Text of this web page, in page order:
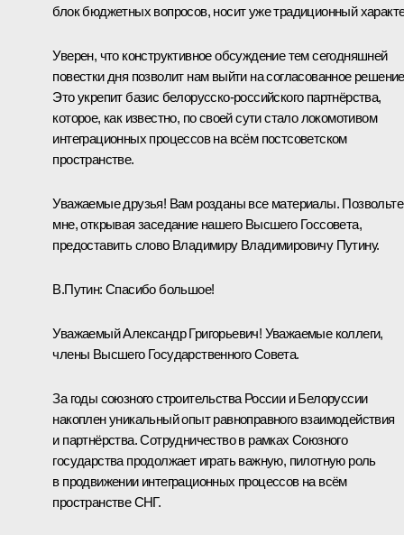
блок бюджетных вопросов, носит уже традиционный
Уверен, что конструктивное обсуждение тем сегодняшней
повестки дня позволит нам выйти на согласованное
Это укрепит базис белорусско-российского партнёрства,
которое, как известно, по своей сути стало локомотивом
интеграционных процессов на всём постсоветском
пространстве.
Уважаемые друзья! Вам розданы все материалы. Позвольте
мне, открывая заседание нашего Высшего Госсовета,
предоставить слово Владимиру Владимировичу Путину.
В.Путин: Спасибо большое!
Уважаемый Александр Григорьевич! Уважаемые коллеги,
члены Высшего Государственного Совета.
За годы союзного строительства России и Белоруссии
накоплен уникальный опыт равноправного взаимодействия
и партнёрства. Сотрудничество в рамках Союзного
государства продолжает играть важную, пилотную роль
в продвижении интеграционных процессов на всём
пространстве СНГ.